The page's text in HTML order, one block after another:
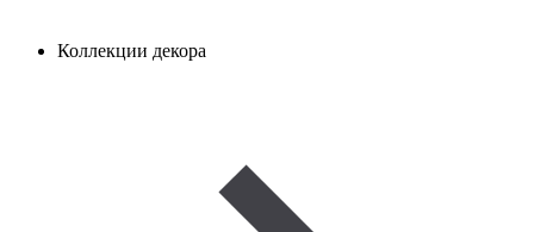
Коллекции декора